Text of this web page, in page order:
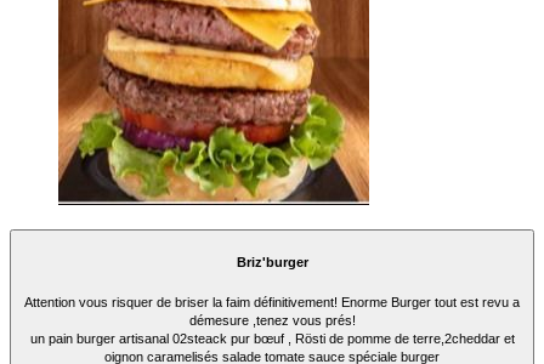
Briz'burger
Attention vous risquer de briser la faim définitivement! Enorme Burger tout est revu a
démesure ,tenez vous prés!
un pain burger artisanal 02steack pur bœuf , Rösti de pomme de terre,2cheddar et
oignon caramelisés salade tomate sauce spéciale burger